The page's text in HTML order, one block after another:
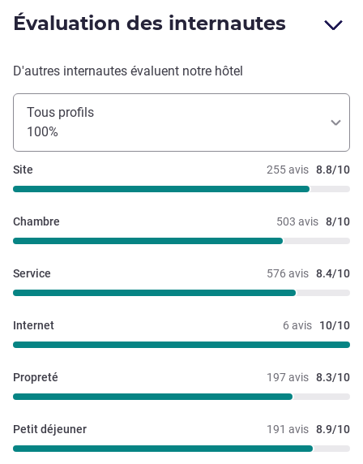
Évaluation des internautes
D'autres internautes évaluent notre hôtel
Tous profils
100%
255 avis 8.8/10
Site
503 avis 8/10
Chambre
576 avis 8.4/10
Service
6 avis 10/10
Internet
197 avis 8.3/10
Propreté
191 avis 8.9/10
Petit déjeuner